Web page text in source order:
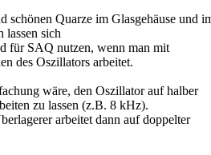
schönen Quarze im Glasgehäuse und
lassen sich
für SAQ nutzen, wenn man mit
des Oszillators arbeitet.
wäre, den Oszillator auf halber
zu lassen (z.B. 8 kHz).
arbeitet dann auf doppelter